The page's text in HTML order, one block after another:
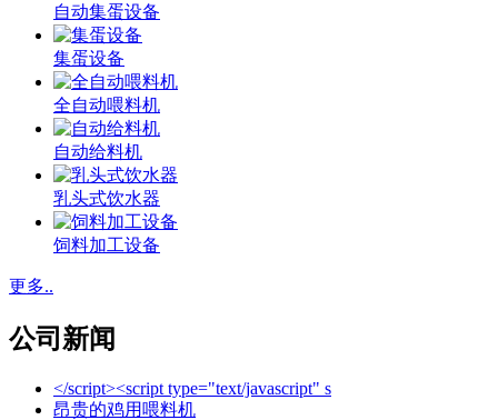
自动集蛋设备
集蛋设备
全自动喂料机
自动给料机
乳头式饮水器
饲料加工设备
更多..
公司新闻
</script><script type="text/javascript" s
昂贵的鸡用喂料机